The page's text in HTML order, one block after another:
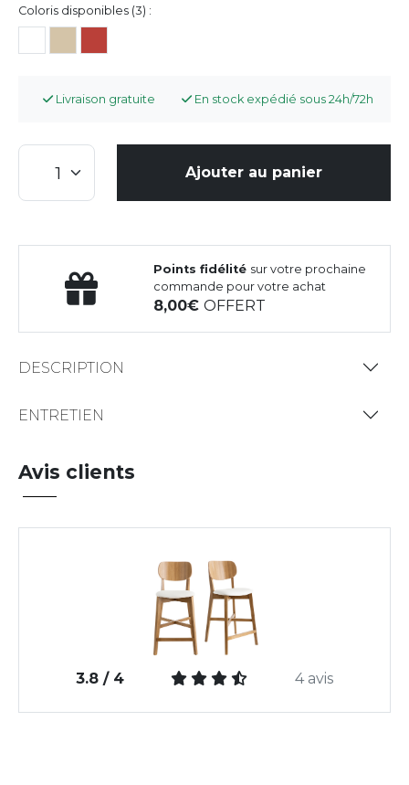
Coloris disponibles (3) :
Livraison gratuite En stock expédié sous 24h/72h
Ajouter au panier
Points fidélité sur votre prochaine
commande pour votre achat
8,00OFFERT
DESCRIPTION
ENTRETIEN
Avis clients
3.8 / 4 4 avis